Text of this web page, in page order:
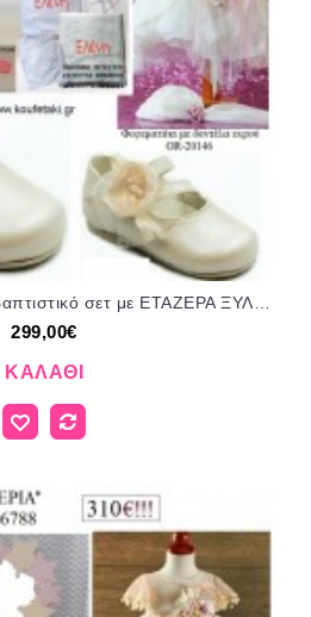
ΑΡΚΟΥΔΑΚΙΑ πλήρες βαπτιστικό σετ με ΕΤΑΖΕΡΑ ΞΥΛΙΝΗ Νο 16977 299€!!!
299,00€
ΚΑΛΆΘΙ